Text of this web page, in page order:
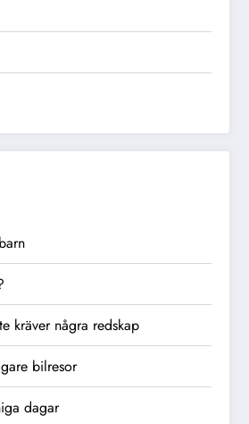
kräver några redskap
bilresor
dagar